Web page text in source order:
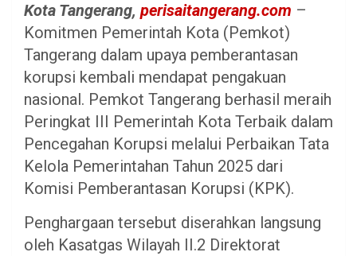
Kota Tangerang, perisaitangerang.com –
Komitmen Pemerintah Kota (Pemkot)
Tangerang dalam upaya pemberantasan
korupsi kembali mendapat pengakuan
nasional. Pemkot Tangerang berhasil meraih
Peringkat III Pemerintah Kota Terbaik dalam
Pencegahan Korupsi melalui Perbaikan Tata
Kelola Pemerintahan Tahun 2025 dari
Komisi Pemberantasan Korupsi (KPK).
Penghargaan tersebut diserahkan langsung
oleh Kasatgas Wilayah II.2 Direktorat